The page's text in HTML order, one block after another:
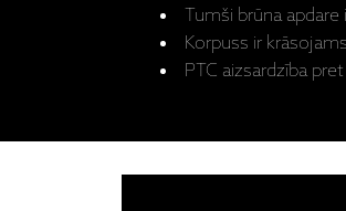
Tumši brūna apdare
Korpuss ir krāsojams
PTC aizsardzība